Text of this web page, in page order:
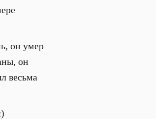
он умер
он
весьма